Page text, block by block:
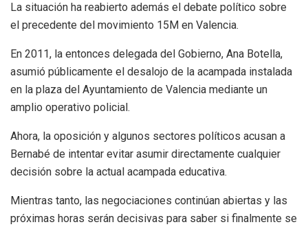
La situación ha reabierto además el debate político sobre
el precedente del movimiento 15M en Valencia.
En 2011, la entonces delegada del Gobierno, Ana Botella,
asumió públicamente el desalojo de la acampada instalada
en la plaza del Ayuntamiento de Valencia mediante un
amplio operativo policial.
Ahora, la oposición y algunos sectores políticos acusan a
Bernabé de intentar evitar asumir directamente cualquier
decisión sobre la actual acampada educativa.
Mientras tanto, las negociaciones continúan abiertas y las
próximas horas serán decisivas para saber si finalmente se